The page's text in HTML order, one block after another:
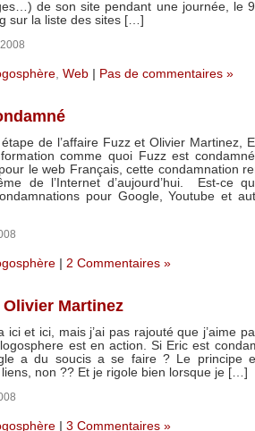
de son site pendant une journée, le 9
sur la liste des sites […]
, Web Pas de commentaires »
de l’affaire Fuzz et Olivier Martinez,
comme quoi Fuzz est
le web Français, cette condamnation
de l’Internet d’aujourd’hui. Est-ce
pour Google, Youtube et
2 Commentaires »
Olivier Martinez
ici et ici, mais j’ai pas rajouté que j’aime
est en action. Si Eric est
a du soucis a se faire ? Le principe
non ?? Et je rigole bien lorsque je […]
3 Commentaires »